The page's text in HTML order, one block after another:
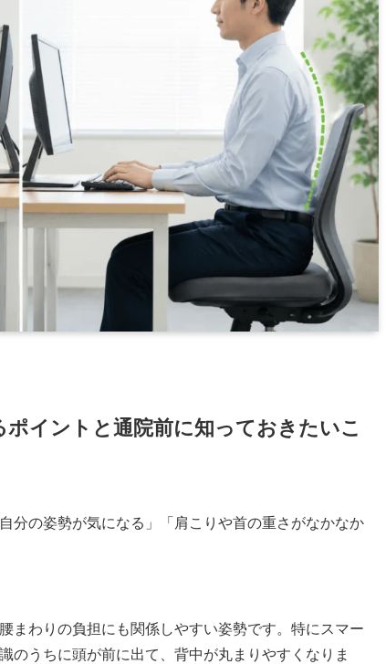
イントと通院前に知っておきたいこ
分の姿勢が気になる」「肩こりや首の重さがなかなか
まわりの負担にも関係しやすい姿勢です。特にスマー
のうちに頭が前に出て、背中が丸まりやすくなりま